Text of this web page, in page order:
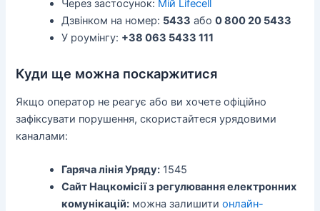
Через застосунок: Мій Lifecell
Дзвінком на номер: 5433 або0 800 20 5433
У роумінгу: +38 063 5433 111
Куди ще можна поскаржитися
Якщо оператор не реагує або ви хочете офіційно
зафіксувати порушення, скористайтеся урядовими
каналами:
Гаряча лінія Уряду: 1545
Сайт Нацкомісії з регулювання електронних
комунікацій: можна залишитионлайн-